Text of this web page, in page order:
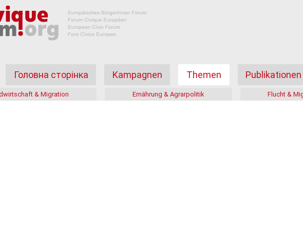
Головна сторінка Kampagnen Themen Publikationen
& Migration Ernährung & Agrarpolitik Flucht &